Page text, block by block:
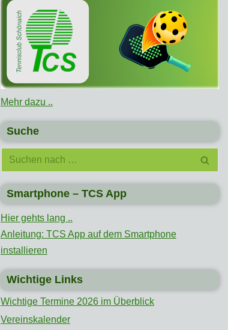
Mehr dazu ..
Suche
Smartphone – TCS App
Hier gehts lang ..
Anleitung: TCS App auf dem Smartphone
installieren
Wichtige Links
Wichtige Termine 2026 im Überblick
Vereinskalender